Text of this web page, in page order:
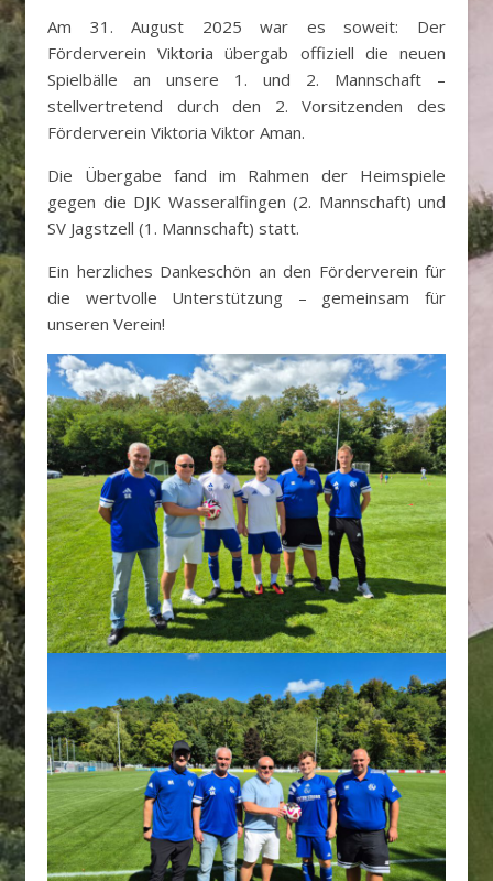
Am 31. August 2025 war es soweit: Der
Förderverein Viktoria übergab offiziell die neuen
Spielbälle an unsere 1. und 2. Mannschaft –
stellvertretend durch den 2. Vorsitzenden des
Förderverein Viktoria Viktor Aman.
Die Übergabe fand im Rahmen der Heimspiele
gegen die DJK Wasseralfingen (2. Mannschaft) und
SV Jagstzell (1. Mannschaft) statt.
Ein herzliches Dankeschön an den Förderverein für
die wertvolle Unterstützung – gemeinsam für
unseren Verein!